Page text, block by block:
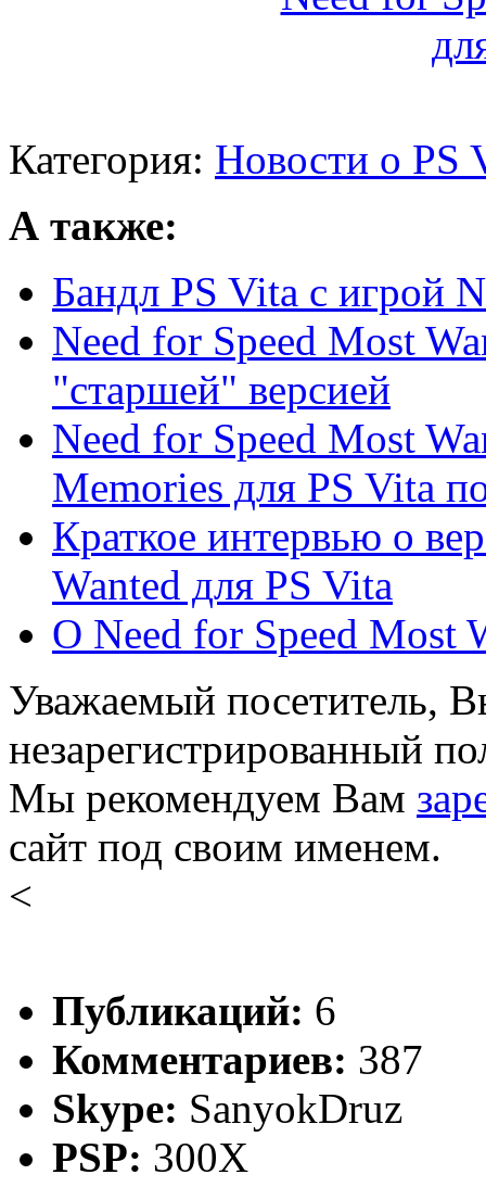
Категория: Новости о PS
А также:
Бандл PS Vita с игрой
Need for Speed Most
"старшей" версией
Need for Speed Most
Memories для PS Vita
Краткое интервью о
Wanted для PS Vita
О Need for Speed Most
Уважаемый посетитель,
незарегистрированный
Мы рекомендуем Вам
сайт под своим именем.
<
Публикаций: 6
Комментариев: 387
Skype: SanyokDruz
PSP: 300X